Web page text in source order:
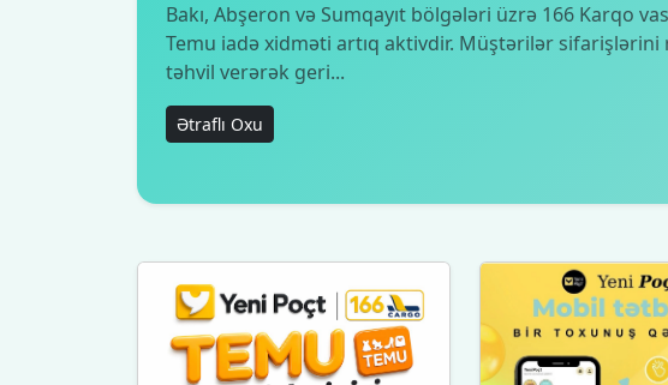
Bakı, Abşeron və Sumqayıt bölgələri üzrə 166 Karqo
Temu iadə xidməti artıq aktivdir. Müştərilər sifarişlərini
təhvil verərək geri...
Ətraflı Oxu